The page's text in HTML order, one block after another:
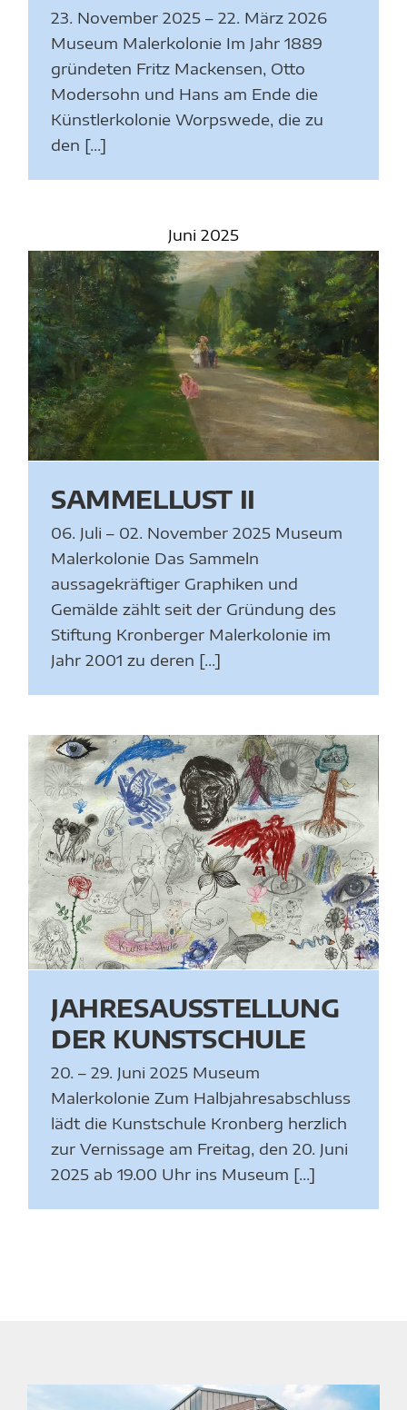
23. November 2025 – 22. März 2026
Museum Malerkolonie Im Jahr 1889
gründeten Fritz Mackensen, Otto
Modersohn und Hans am Ende die
Künstlerkolonie Worpswede, die zu
den [...]
Juni 2025
SAMMELLUST II
06. Juli – 02. November 2025 Museum
Malerkolonie Das Sammeln
aussagekräftiger Graphiken und
Gemälde zählt seit der Gründung des
Stiftung Kronberger Malerkolonie im
Jahr 2001 zu deren [...]
JAHRESAUSSTELLUNG
DER KUNSTSCHULE
20. – 29. Juni 2025 Museum
Malerkolonie Zum Halbjahresabschluss
lädt die Kunstschule Kronberg herzlich
zur Vernissage am Freitag, den 20. Juni
2025 ab 19.00 Uhr ins Museum [...]